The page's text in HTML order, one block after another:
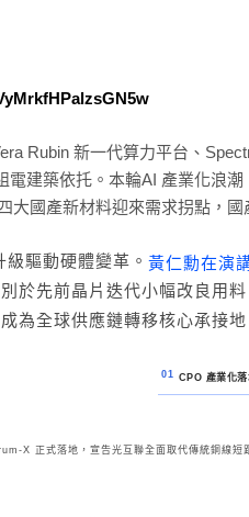
Rubin 新一代算力平台、
建築依托。本輪AI 產業化浪
國產新材料迎來需求拐點，國
級驅動硬體變革。黃仁勳在演
於先前晶片迭代小幅改良用
為全球供應鏈轉移核心承接
01 CPO 產業化
X 正式落地，宣告光互聯全面取代傳統銅線短